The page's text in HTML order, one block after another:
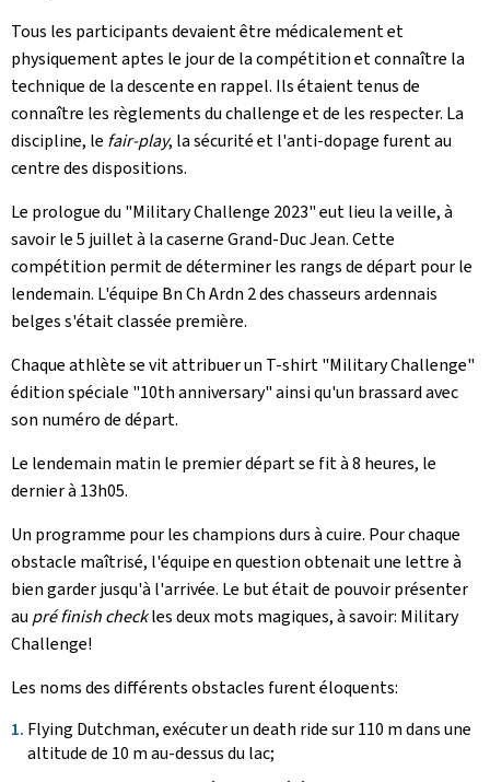
Tous les participants devaient être médicalement et
physiquement aptes le jour de la compétition et connaître la
technique de la descente en rappel. Ils étaient tenus de
connaître les règlements du challenge et de les respecter. La
discipline, le fair-play, la sécurité et l'anti-dopage furent au
centre des dispositions.
Le prologue du "Military Challenge 2023" eut lieu la veille, à
savoir le 5 juillet à la caserne Grand-Duc Jean. Cette
compétition permit de déterminer les rangs de départ pour le
lendemain. L'équipe Bn Ch Ardn 2 des chasseurs ardennais
belges s'était classée première.
Chaque athlète se vit attribuer un T-shirt "Military Challenge"
édition spéciale "10th anniversary" ainsi qu'un brassard avec
son numéro de départ.
Le lendemain matin le premier départ se fit à 8 heures, le
dernier à 13h05.
Un programme pour les champions durs à cuire. Pour chaque
obstacle maîtrisé, l'équipe en question obtenait une lettre à
bien garder jusqu'à l'arrivée. Le but était de pouvoir présenter
au pré finish checkles deux mots magiques, à savoir: Military
Challenge!
Les noms des différents obstacles furent éloquents:
Flying Dutchman, exécuter un death ride sur 110 m dans une
altitude de 10 m au-dessus du lac;